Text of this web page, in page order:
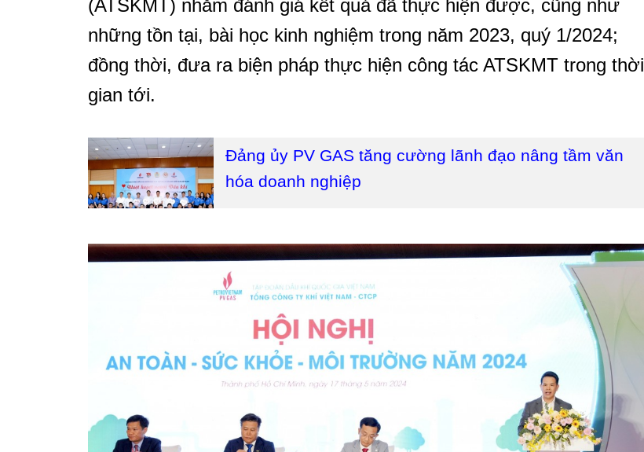
(ATSKMT) nhằm đánh giá kết quả đã thực hiện được, cũng như
những tồn tại, bài học kinh nghiệm trong năm 2023, quý 1/2024;
đồng thời, đưa ra biện pháp thực hiện công tác ATSKMT trong thời
gian tới.
Đảng ủy PV GAS tăng cường lãnh đạo nâng tầm văn
hóa doanh nghiệp